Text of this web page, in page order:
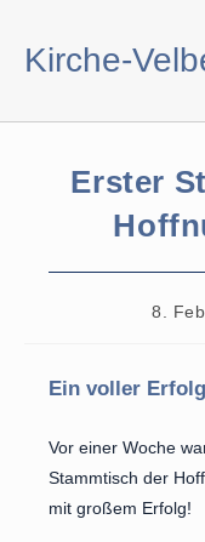
springen
Kirche-
Erster
Beitrag
8.
Ein voller
Vor einer Woche
Stammtisch der
mit großem Erfolg!